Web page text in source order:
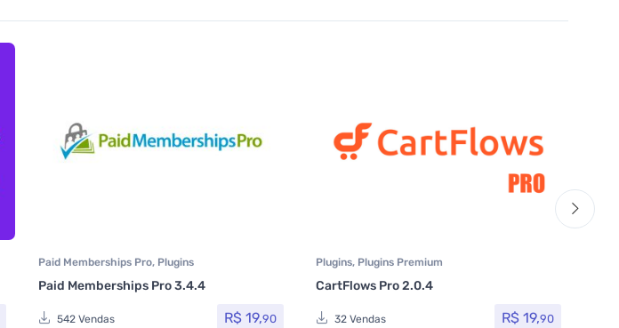
Paid Memberships Pro, Plugins
Paid Memberships Pro 3.4.4
542 Vendas R$ 19,90
Plugins, Plugins Premium
CartFlows Pro 2.0.4
32 Vendas R$ 19,90